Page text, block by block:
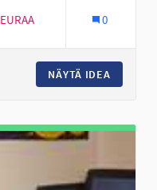
0
NÄYTÄ IDEA